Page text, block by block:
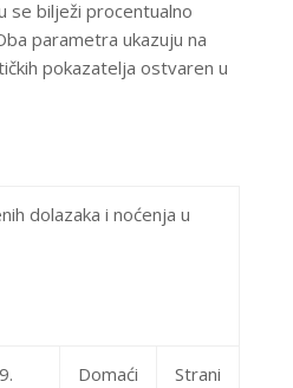
se bilježi procentualno
parametra ukazuju na
pokazatelja ostvaren u
dolazaka i noćenja u
9.
Domaći Strani